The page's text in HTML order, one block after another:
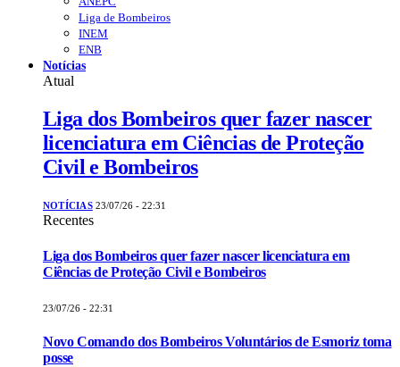
Liga de Bombeiros
INEM
ENB
Notícias
Atual
Liga dos Bombeiros quer fazer nascer
licenciatura em Ciências de Proteção
Civil e Bombeiros
NOTÍCIAS 23/07/26 - 22:31
Recentes
Liga dos Bombeiros quer fazer nascer licenciatura em
Ciências de Proteção Civil e Bombeiros
23/07/26 - 22:31
Novo Comando dos Bombeiros Voluntários de Esmoriz toma
posse